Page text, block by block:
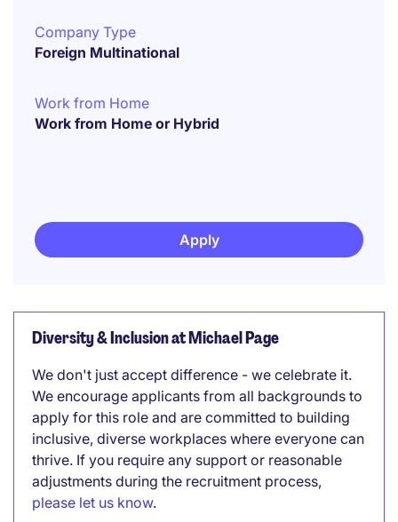
Company Type
Foreign Multinational
Work from Home
Work from Home or Hybrid
Apply
Diversity & Inclusion at Michael Page
We don't just accept difference - we celebrate it.
We encourage applicants from all backgrounds to
apply for this role and are committed to building
inclusive, diverse workplaces where everyone can
thrive. If you require any support or reasonable
adjustments during the recruitment process,
please let us know.